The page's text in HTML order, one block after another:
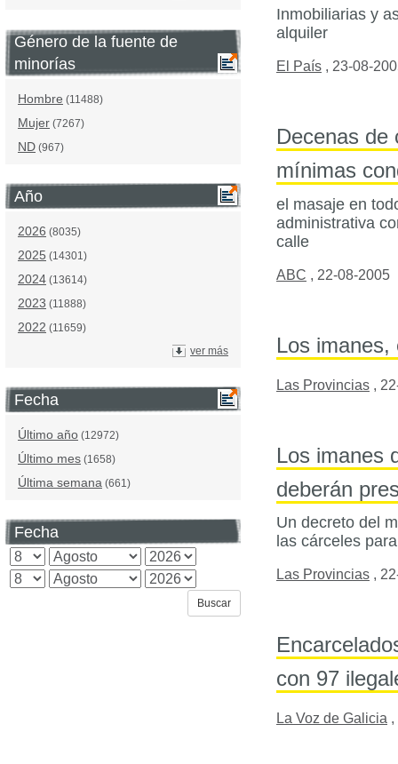
Género de la fuente de
minorías
Hombre (11488)
Mujer (7267)
ND (967)
Año
2026 (8035)
2025 (14301)
2024 (13614)
2023 (11888)
2022 (11659)
ver más
Fecha
Último año (12972)
Último mes (1658)
Última semana (661)
Fecha
Inmobiliarias y
alquiler
El País , 23-08-
Decenas de
mínimas
el masaje en
administrativa
calle
ABC , 22-08-2005
Los imanes,
Las Provincias ,
Los imanes
deberán
Un decreto del
las cárceles
Las Provincias ,
con 97
La Voz de Galicia ,